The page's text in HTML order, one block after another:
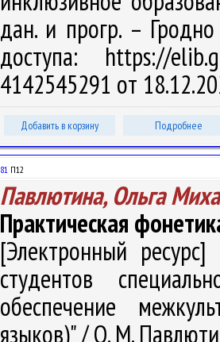
дан. и прогр. –
доступа: https://
4142545291 от
Добавить в корзину Подробнее
81 П12
Павлютина, Ольга
Практическая
[Электронный
студентов
обеспечение
языков)" / О. М.